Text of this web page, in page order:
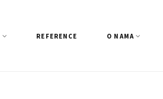
REFERENCE O NAMA